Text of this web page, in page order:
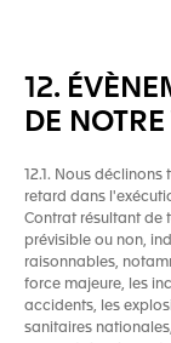
12.
DE
12.1. Nous
retard dans
Contrat résultant de
prévisible ou non,
raisonnables,
force majeure, les
accidents, les
sanitaires